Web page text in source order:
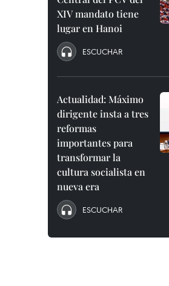
XIV mandato tiene
lugar en Hanoi
ESCUCHAR
Actualidad: Máximo
dirigente insta a tres
reformas
importantes para
transformar la
cultura socialista en
nueva era
ESCUCHAR